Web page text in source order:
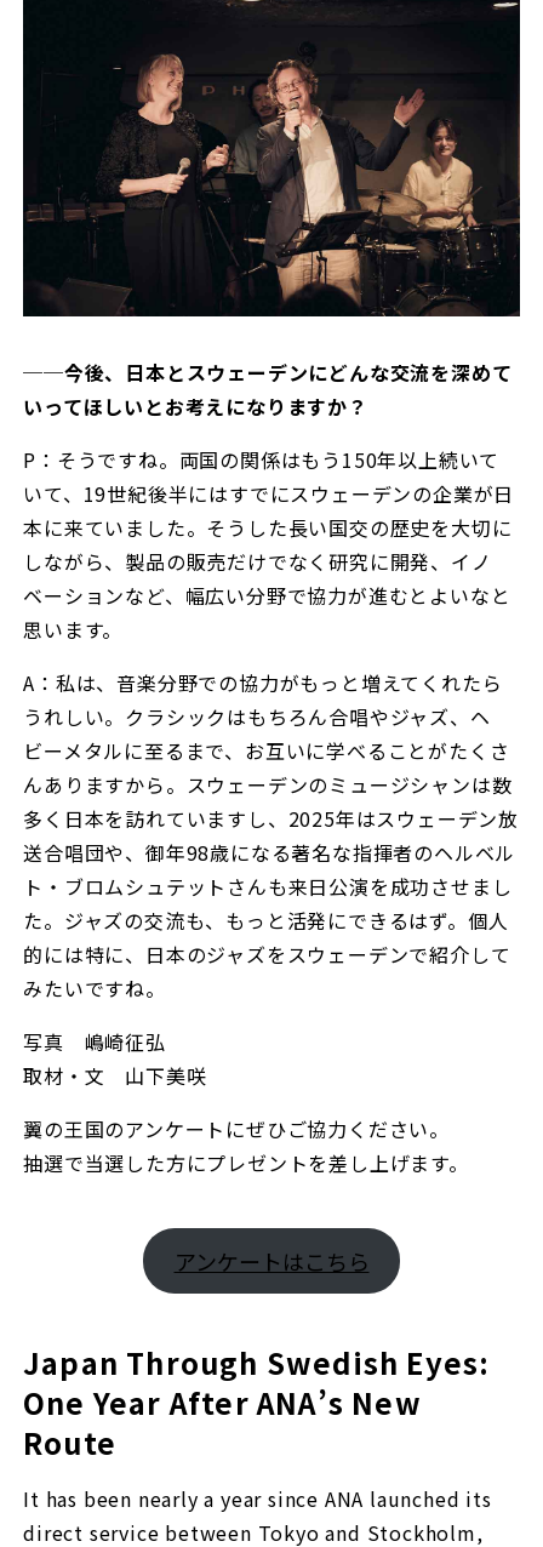
──今後、日本とスウェーデンにどんな交流を深めて
いってほしいとお考えになりますか？
P：そうですね。両国の関係はもう150年以上続いて
いて、19世紀後半にはすでにスウェーデンの企業が日
本に来ていました。そうした長い国交の歴史を大切に
しながら、製品の販売だけでなく研究に開発、イノ
ベーションなど、幅広い分野で協力が進むとよいなと
思います。
A：私は、音楽分野での協力がもっと増えてくれたら
うれしい。クラシックはもちろん合唱やジャズ、ヘ
ビーメタルに至るまで、お互いに学べることがたくさ
んありますから。スウェーデンのミュージシャンは数
多く日本を訪れていますし、2025年はスウェーデン放
送合唱団や、御年98歳になる著名な指揮者のヘルベル
ト・ブロムシュテットさんも来日公演を成功させまし
た。ジャズの交流も、もっと活発にできるはず。個人
的には特に、日本のジャズをスウェーデンで紹介して
みたいですね。
写真 嶋崎征弘
取材・文 山下美咲
翼の王国のアンケートにぜひご協力ください。
抽選で当選した方にプレゼントを差し上げます。
アンケートはこちら
Japan Through Swedish Eyes:
One Year After ANA’s New
Route
It has been nearly a year since ANA launched its
direct service between Tokyo and Stockholm,